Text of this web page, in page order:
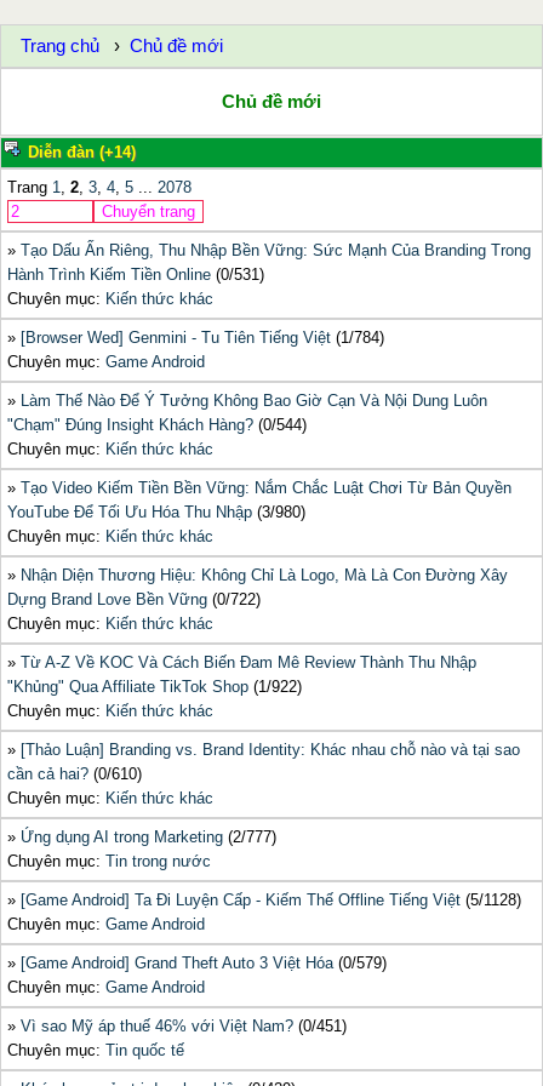
Trang chủ Chủ đề mới
Chủ đề mới
Diễn đàn (+14)
Trang 1, 2, 3, 4, 5 ... 2078
» Tạo Dấu Ấn Riêng, Thu Nhập Bền Vững: Sức Mạnh Của Branding Trong
Hành Trình Kiếm Tiền Online (0/531)
Chuyên mục: Kiến thức khác
» [Browser Wed] Genmini - Tu Tiên Tiếng Việt (1/784)
Chuyên mục: Game Android
» Làm Thế Nào Để Ý Tưởng Không Bao Giờ Cạn Và Nội Dung Luôn
"Chạm" Đúng Insight Khách Hàng? (0/544)
Chuyên mục: Kiến thức khác
» Tạo Video Kiếm Tiền Bền Vững: Nắm Chắc Luật Chơi Từ Bản Quyền
YouTube Để Tối Ưu Hóa Thu Nhập (3/980)
Chuyên mục: Kiến thức khác
» Nhận Diện Thương Hiệu: Không Chỉ Là Logo, Mà Là Con Đường Xây
Dựng Brand Love Bền Vững (0/722)
Chuyên mục: Kiến thức khác
» Từ A-Z Về KOC Và Cách Biến Đam Mê Review Thành Thu Nhập
"Khủng" Qua Affiliate TikTok Shop (1/922)
Chuyên mục: Kiến thức khác
» [Thảo Luận] Branding vs. Brand Identity: Khác nhau chỗ nào và tại sao
cần cả hai? (0/610)
Chuyên mục: Kiến thức khác
» Ứng dụng AI trong Marketing (2/777)
Chuyên mục: Tin trong nước
» [Game Android] Ta Đi Luyện Cấp - Kiếm Thế Offline Tiếng Việt (5/1128)
Chuyên mục: Game Android
» [Game Android] Grand Theft Auto 3 Việt Hóa(0/579)
Chuyên mục: Game Android
» Vì sao Mỹ áp thuế 46% với Việt Nam? (0/451)
Chuyên mục: Tin quốc tế